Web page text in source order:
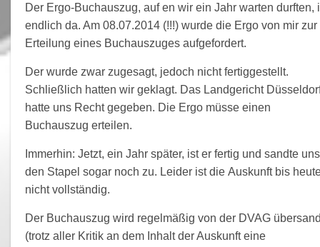
Der Ergo-Buchauszug, auf en wir ein Jahr warten durften,
endlich da. Am 08.07.2014 (!!!) wurde die Ergo von mir zur
Erteilung eines Buchauszuges aufgefordert.
Der wurde zwar zugesagt, jedoch nicht fertiggestellt.
Schließlich hatten wir geklagt. Das Landgericht
hatte uns Recht gegeben. Die Ergo müsse einen
Buchauszug erteilen.
Immerhin: Jetzt, ein Jahr später, ist er fertig und sandte uns
den Stapel sogar noch zu. Leider ist die Auskunft bis
nicht vollständig.
Der Buchauszug wird regelmäßig von der DVAG
(trotz aller Kritik an dem Inhalt der Auskunft eine